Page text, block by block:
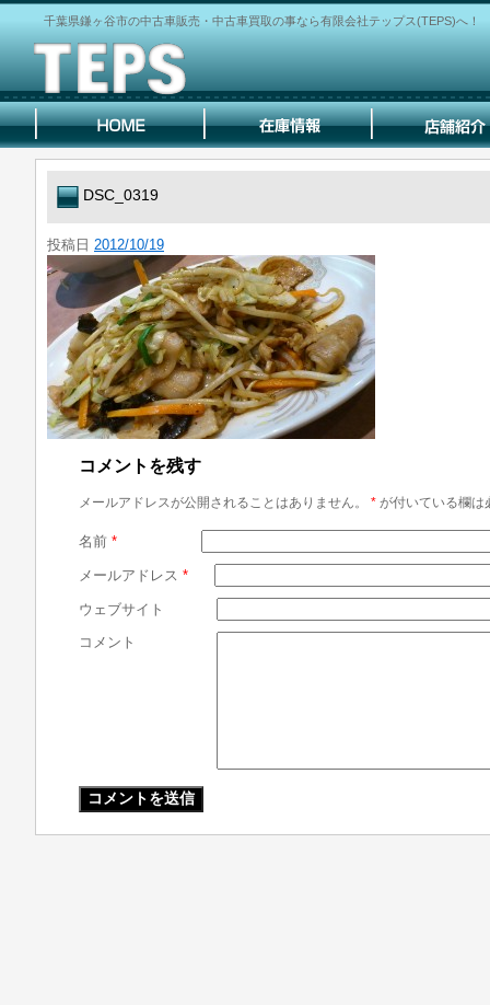
千葉県鎌ヶ谷市の中古車販売・中古車買取の事なら有限会社テップス(TEPS)へ！
DSC_0319
投稿日 2012/10/19
コメントを残す
メールアドレスが公開されることはありません。 * が付いている欄は
名前 *
メールアドレス *
ウェブサイト
コメント